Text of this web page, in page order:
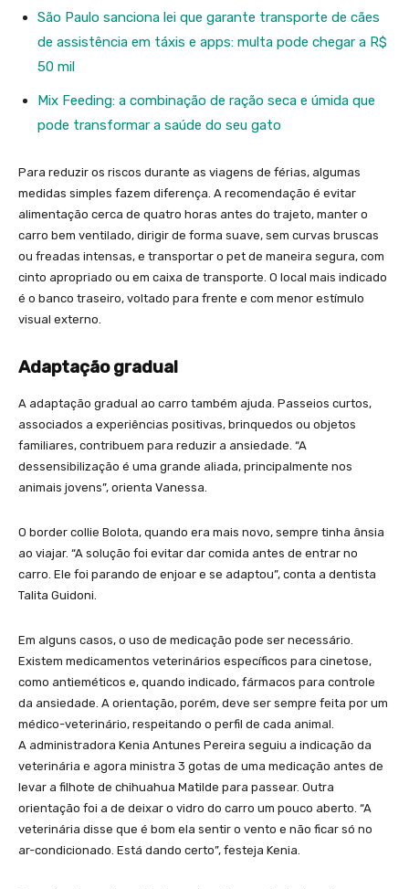
São Paulo sanciona lei que garante transporte de cães
de assistência em táxis e apps: multa pode chegar a R$
50 mil
Mix Feeding: a combinação de ração seca e úmida que
pode transformar a saúde do seu gato
Para reduzir os riscos durante as viagens de férias, algumas
medidas simples fazem diferença. A recomendação é evitar
alimentação cerca de quatro horas antes do trajeto, manter o
carro bem ventilado, dirigir de forma suave, sem curvas bruscas
ou freadas intensas, e transportar o pet de maneira segura, com
cinto apropriado ou em caixa de transporte. O local mais indicado
é o banco traseiro, voltado para frente e com menor estímulo
visual externo.
Adaptação gradual
A adaptação gradual ao carro também ajuda. Passeios curtos,
associados a experiências positivas, brinquedos ou objetos
familiares, contribuem para reduzir a ansiedade. “A
dessensibilização é uma grande aliada, principalmente nos
animais jovens”, orienta Vanessa.
O border collie Bolota, quando era mais novo, sempre tinha ânsia
ao viajar. “A solução foi evitar dar comida antes de entrar no
carro. Ele foi parando de enjoar e se adaptou”, conta a dentista
Talita Guidoni.
Em alguns casos, o uso de medicação pode ser necessário.
Existem medicamentos veterinários específicos para cinetose,
como antieméticos e, quando indicado, fármacos para controle
da ansiedade. A orientação, porém, deve ser sempre feita por um
médico-veterinário, respeitando o perfil de cada animal.
A administradora Kenia Antunes Pereira seguiu a indicação da
veterinária e agora ministra 3 gotas de uma medicação antes de
levar a filhote de chihuahua Matilde para passear. Outra
orientação foi a de deixar o vidro do carro um pouco aberto. “A
veterinária disse que é bom ela sentir o vento e não ficar só no
ar-condicionado. Está dando certo”, festeja Kenia.